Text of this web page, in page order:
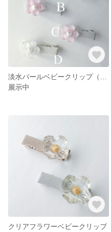
展示中
クリアフラワーベビークリップ